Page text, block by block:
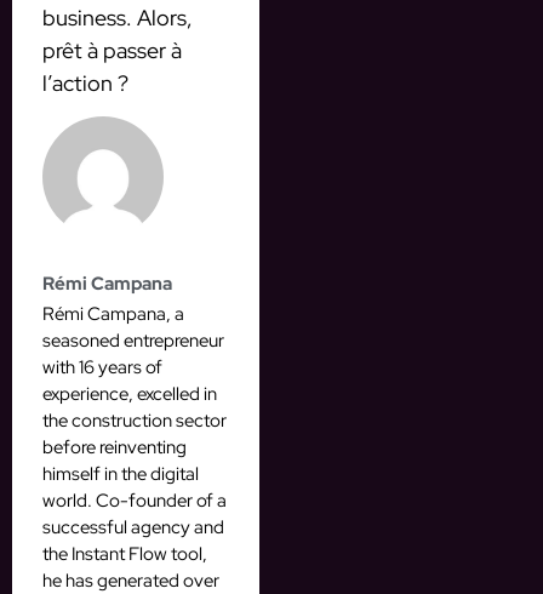
business. Alors,
prêt à passer à
l’action ?
Rémi Campana
Rémi Campana, a
seasoned entrepreneur
with 16 years of
experience, excelled in
the construction sector
before reinventing
himself in the digital
world. Co-founder of a
successful agency and
the Instant Flow tool,
he has generated over